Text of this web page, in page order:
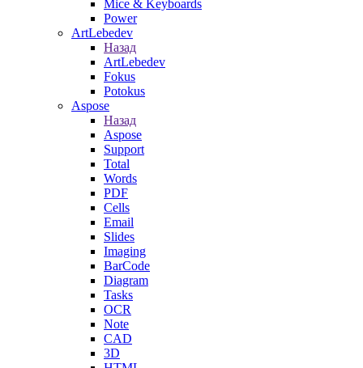
Mice & Keyboards
Power
ArtLebedev
Назад
ArtLebedev
Fokus
Potokus
Aspose
Назад
Aspose
Support
Total
Words
PDF
Cells
Email
Slides
Imaging
BarCode
Diagram
Tasks
OCR
Note
CAD
3D